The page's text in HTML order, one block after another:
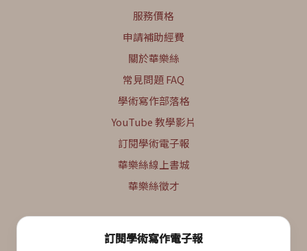
服務價格
申請補助經費
關於華樂絲
常見問題 FAQ
學術寫作部落格
YouTube 教學影片
訂閱學術電子報
華樂絲線上書城
華樂絲徵才
訂閱學術寫作電子報